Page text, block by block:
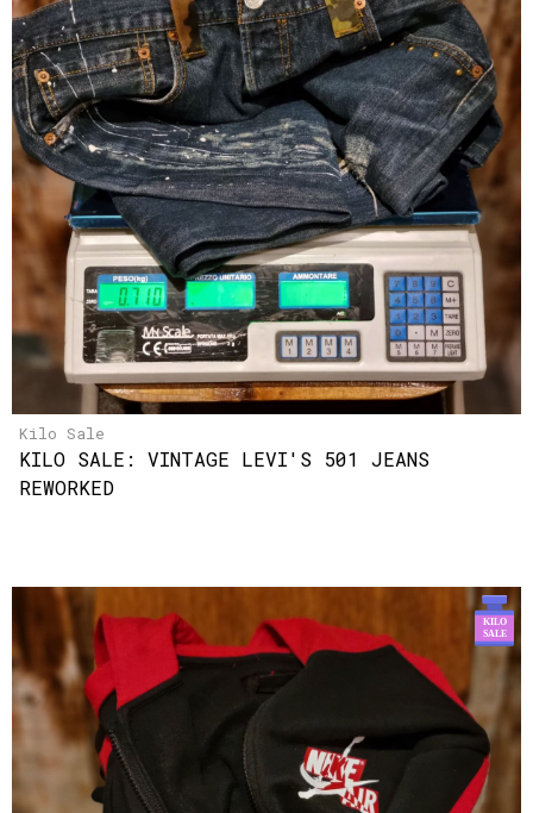
Kilo Sale
KILO SALE: VINTAGE LEVI'S 501 JEANS
REWORKED